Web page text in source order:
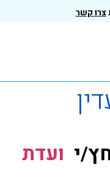
צרו קשר
י ועדת